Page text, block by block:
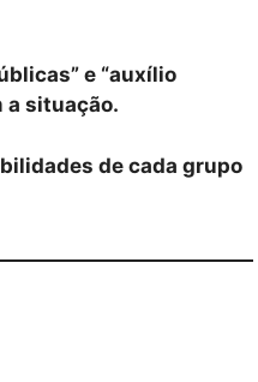
e “auxílio
a situação.
de cada grupo